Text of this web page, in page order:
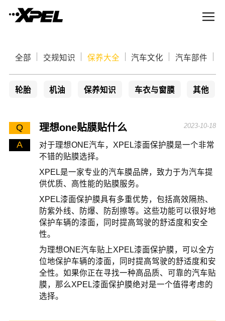
全部 交规知识 保养大全 汽车文化 汽车部件
轮胎 机油 保养知识 车衣与窗膜 其他
Q 理想one贴膜贴什么 2023-10-18
A
对于理想ONE汽车，XPEL漆面保护膜是一个非常
不错的贴膜选择。
XPEL是一家专业的汽车膜品牌，致力于为汽车提
供优质、高性能的贴膜服务。
XPEL漆面保护膜具有多重优势，包括高效隔热、
防紫外线、防爆、防刮擦等。这些功能可以很好地
保护车辆的漆面，同时提高驾驶的舒适度和安全
性。
为理想ONE汽车贴上XPEL漆面保护膜，可以全方
位地保护车辆的漆面，同时提高驾驶的舒适度和安
全性。如果你正在寻找一种高品质、可靠的汽车贴
膜，那么XPEL漆面保护膜绝对是一个值得考虑的
选择。